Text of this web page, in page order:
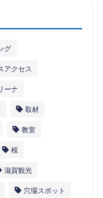
グ
アクセス
ーナ
取材
教室
桜
滋賀観光
穴場スポット